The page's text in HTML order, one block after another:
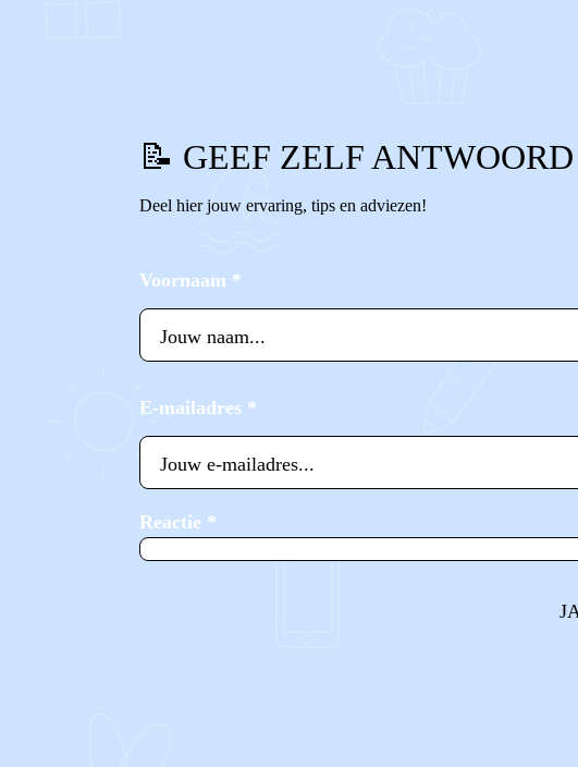
📝 GEEF ZELF
Deel hier jouw ervaring, tips en adviezen!
Voornaam *
E-mailadres *
Reactie *